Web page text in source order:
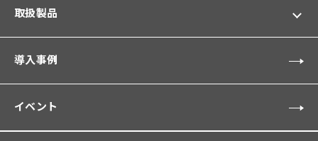
取扱製品
導入事例
イベント